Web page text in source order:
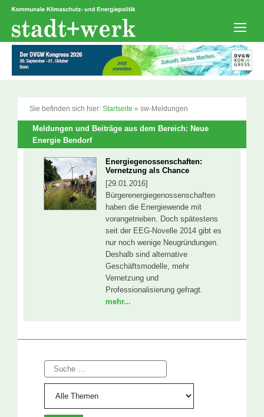
Zum
springen
Sie befinden sich hier: Startseite » sw-Meldungen
Meldungen und Beiträge aus dem Bereich: Neue
Energie Bendorf
Energiegenossenschaften:
Vernetzung als Chance
[29.01.2016]
Bürgerenergiegenossenschaften
haben die Energiewende mit
vorangetrieben. Doch spätestens
seit der EEG-Novelle 2014 gibt es
nur noch wenige Neugründungen.
Deshalb sind alternative
Geschäftsmodelle, mehr
Vernetzung und
Professionalisierung gefragt.
mehr...
Suche